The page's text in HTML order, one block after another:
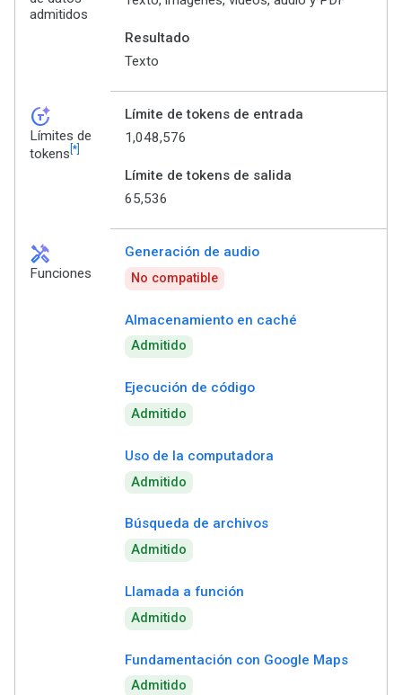
admitidos
Resultado
Texto
token_auto
Límites de
tokens [*]
Límite de tokens de entrada
1,048,576
Límite de tokens de salida
65,536
handyman
Funciones
Generación de audio
No compatible
Almacenamiento en caché
Admitido
Ejecución de código
Admitido
Uso de la computadora
Admitido
Búsqueda de archivos
Admitido
Llamada a función
Admitido
Fundamentación con Google Maps
Admitido